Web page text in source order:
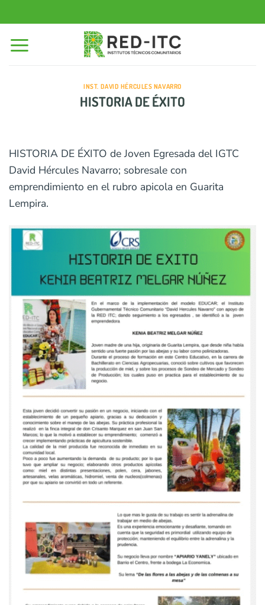
al
contenido
INST. DAVID HÉRCULES NAVARRO
HISTORIA DE ÉXITO
HISTORIA DE ÉXITO de Joven Egresada del IGTC
David Hércules Navarro; sobresale con
emprendimiento en el rubro apicola en Guarita
Lempira.